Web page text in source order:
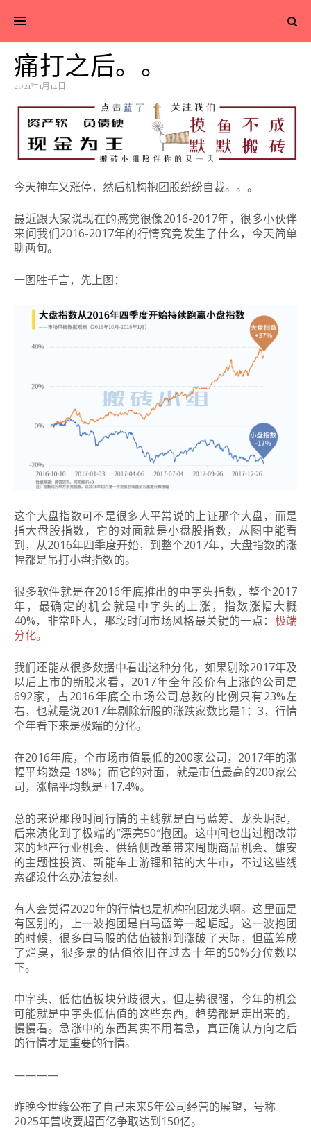
痛打之后。。
2021年1月14日
今天神车又涨停，然后机构抱团股纷纷自裁。 。 。
最近跟大家说现在的感觉很像2016-2017年，很多小伙伴
来问我们2016-2017年的行情究竟发生了什么，今天简单
聊两句。
一图胜千言，先上图：
这个大盘指数可不是很多人平常说的上证那个大盘，而是
指大盘股指数，它的对面就是小盘股指数，从图中能看
到，从2016年四季度开始，到整个2017年，大盘指数的涨
幅都是吊打小盘指数的。
很多软件就是在2016年底推出的中字头指数，整个2017
年，最确定的机会就是中字头的上涨，指数涨幅大概
40%，非常吓人，那段时间市场风格最关键的一点： 极端
分化。
我们还能从很多数据中看出这种分化，如果剔除2017年及
以后上市的新股来看，2017年全年股价有上涨的公司是
692家，占2016年底全市场公司总数的比例只有23%左
右，也就是说2017年剔除新股的涨跌家数比是1：3，行情
全年看下来是极端的分化。
在2016年底，全市场市值最低的200家公司，2017年的涨
幅平均数是-18%；而它的对面，就是市值最高的200家公
司，涨幅平均数是+17.4%。
总的来说那段时间行情的主线就是白马蓝筹、龙头崛起，
后来演化到了极端的”漂亮50″抱团。这中间也出过棚改带
来的地产行业机会、供给侧改革带来周期商品机会、雄安
的主题性投资、新能车上游锂和钴的大牛市，不过这些线
索都没什么办法复刻。
有人会觉得2020年的行情也是机构抱团龙头啊。这里面是
有区别的，上一波抱团是白马蓝筹一起崛起。这一波抱团
的时候，很多白马股的估值被抱到涨破了天际，但蓝筹成
了烂臭，很多票的估值依旧在过去十年的50%分位数以
下。
中字头、低估值板块分歧很大，但走势很强，今年的机会
可能就是中字头低估值的这些东西，趋势都是走出来的，
慢慢看。急涨中的东西其实不用着急，真正确认方向之后
的行情才是重要的行情。
————
昨晚今世缘公布了自己未来5年公司经营的展望，号称
2025年营收要超百亿争取达到150亿。